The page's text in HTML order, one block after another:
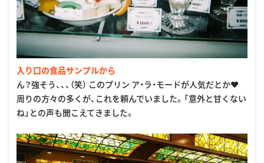
入り口の食品サンプルから
ん？強そう、、、（笑） このプリン ア・ラ・モードが人気だとか❤︎
周りの方々の多くが、これを頼んでいました。「意外と甘くない
ね」との声も聞こえてきました。